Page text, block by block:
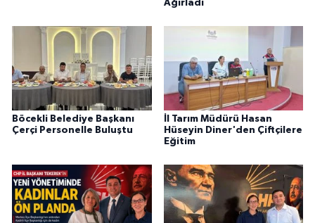
Ağırladı
Böcekli Belediye Başkanı
Çerçi Personelle Buluştu
İl Tarım Müdürü Hasan
Hüseyin Diner'den Çiftçilere
Eğitim